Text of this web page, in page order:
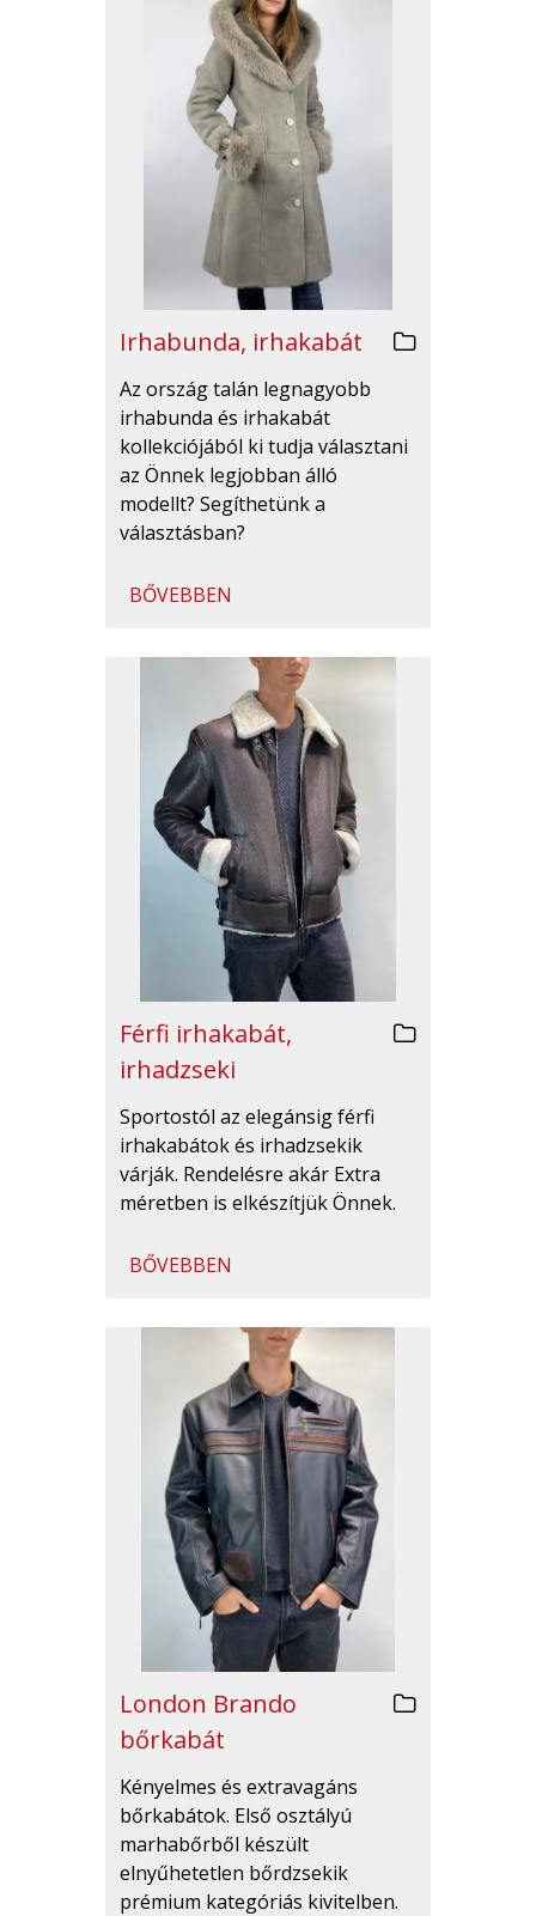
Irhabunda, irhakabát
Az ország talán legnagyobb
irhabunda és irhakabát
kollekciójából ki tudja választani
az Önnek legjobban álló
modellt? Segíthetünk a
választásban?
BŐVEBBEN
Férfi irhakabát,
irhadzseki
Sportostól az elegánsig férfi
irhakabátok és irhadzsekik
várják. Rendelésre akár Extra
méretben is elkészítjük Önnek.
BŐVEBBEN
London Brando
bőrkabát
Kényelmes és extravagáns
bőrkabátok. Első osztályú
marhabőrből készült
elnyűhetetlen bőrdzsekik
prémium kategóriás kivitelben.